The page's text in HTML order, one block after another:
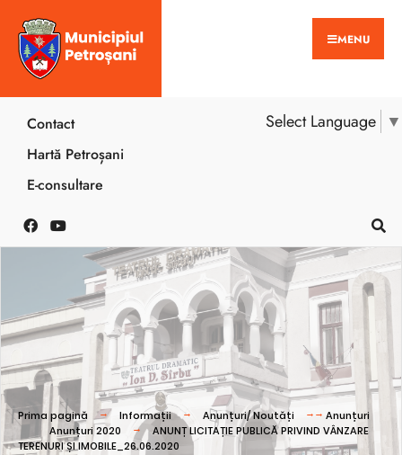
MENU
Select Language ▼
Contact
Hartă Petroșani
E-consultare
Prima pagină Informații Anunțuri/ Noutăți
Anunțuri
Anunțuri 2020
ANUNȚ LICITAȚIE PUBLICĂ PRIVIND VÂNZARE
TERENURI ȘI IMOBILE_26.06.2020